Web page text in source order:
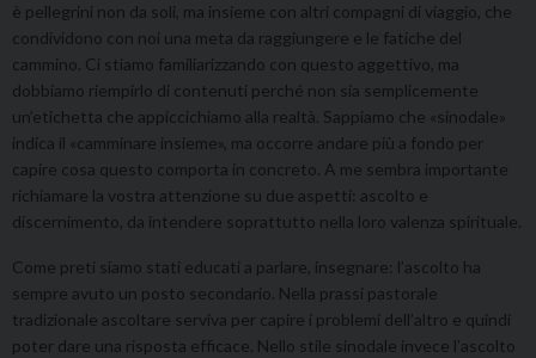
è pellegrini non da soli, ma insieme con altri compagni di viaggio, che
condividono con noi una meta da raggiungere e le fatiche del
cammino. Ci stiamo familiarizzando con questo aggettivo, ma
dobbiamo riempirlo di contenuti perché non sia semplicemente
un’etichetta che appiccichiamo alla realtà. Sappiamo che «sinodale»
indica il «camminare insieme», ma occorre andare più a fondo per
capire cosa questo comporta in concreto. A me sembra importante
richiamare la vostra attenzione su due aspetti: ascolto e
discernimento, da intendere soprattutto nella loro valenza spirituale.
Come preti siamo stati educati a parlare, insegnare: l’ascolto ha
sempre avuto un posto secondario. Nella prassi pastorale
tradizionale ascoltare serviva per capire i problemi dell’altro e quindi
poter dare una risposta efficace. Nello stile sinodale invece l’ascolto